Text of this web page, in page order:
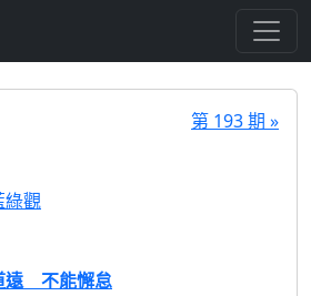
第 193 期 »
綠觀
遠 不能懈怠